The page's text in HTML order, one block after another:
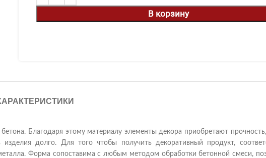
В корзину
Благодаря этому материалу элементы декора приобретают
долго. Для того чтобы получить декоративный продукт,
Форма сопоставима с любым методом обработки бетонной смеси,